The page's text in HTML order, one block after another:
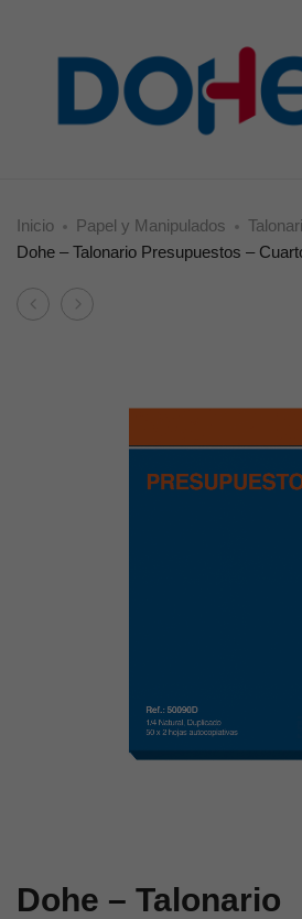
Inicio Papel y Manipulados
Dohe – Talonario Presupuestos –
Product
Dohe
Dohe
Presupuestos
Dohe – Talonario